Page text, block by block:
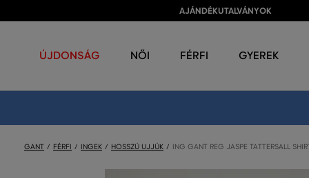
AJÁNDÉKUTALVÁNYOK
ÚJDONSÁG NŐI FÉRFI GYEREK
GANT FÉRFI INGEK HOSSZÚ UJJÚK ING GANT REG JASPE TATTERSALL